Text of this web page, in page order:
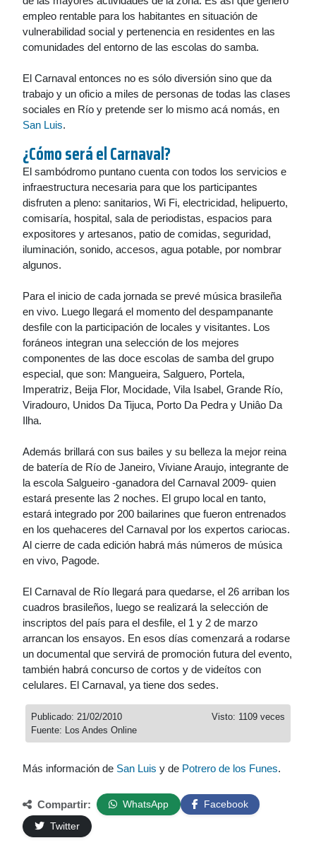
empleo rentable para los habitantes en situación de
vulnerabilidad social y pertenencia en residentes en las
comunidades del entorno de las escolas do samba.
El Carnaval entonces no es sólo diversión sino que da
trabajo y un oficio a miles de personas de todas las clases
sociales en Río y pretende ser lo mismo acá nomás, en
San Luis.
¿Cómo será el Carnaval?
El sambódromo puntano cuenta con todos los servicios e
infraestructura necesaria para que los participantes
disfruten a pleno: sanitarios, Wi Fi, electricidad, helipuerto,
comisaría, hospital, sala de periodistas, espacios para
expositores y artesanos, patio de comidas, seguridad,
iluminación, sonido, accesos, agua potable, por nombrar
algunos.
Para el inicio de cada jornada se prevé música brasileña
en vivo. Luego llegará el momento del despampanante
desfile con la participación de locales y visitantes. Los
foráneos integran una selección de los mejores
componentes de las doce escolas de samba del grupo
especial, que son: Mangueira, Salguero, Portela,
Imperatriz, Beija Flor, Mocidade, Vila Isabel, Grande Río,
Viradouro, Unidos Da Tijuca, Porto Da Pedra y Uniâo Da
Ilha.
Además brillará con sus bailes y su belleza la mejor reina
de batería de Río de Janeiro, Viviane Araujo, integrante de
la escola Salgueiro -ganadora del Carnaval 2009- quien
estará presente las 2 noches. El grupo local en tanto,
estará integrado por 200 bailarines que fueron entrenados
en los quehaceres del Carnaval por los expertos cariocas.
Al cierre de cada edición habrá más números de música
en vivo, Pagode.
El Carnaval de Río llegará para quedarse, el 26 arriban los
cuadros brasileños, luego se realizará la selección de
inscriptos del país para el desfile, el 1 y 2 de marzo
arrancan los ensayos. En esos días comenzará a rodarse
un documental que servirá de promoción futura del evento,
también habrá concurso de cortos y de videítos con
celulares. El Carnaval, ya tiene dos sedes.
Visto: 1109 veces
Publicado: 21/02/2010
Fuente: Los Andes Online
Más información de San Luis y de Potrero de los Funes.
Compartir: WhatsApp
Facebook
Twitter